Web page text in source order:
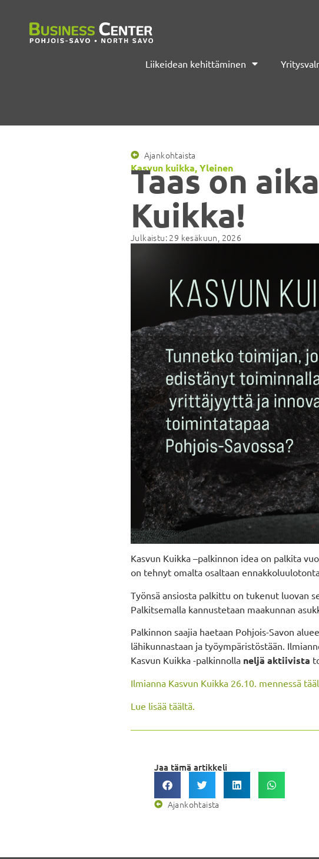
Liikeidean kehittäminen
Ajankohtaista
Kasvun kuikka,Yleinen
Taas on
Kuikka!
Julkaistu: 29 kesäkuun, 2026
Kasvun Kuikka –palkinnon idea on palkita
on tehnyt omalta osaltaan
Työnsä ansiosta palkittu on tukenut luovan
Palkitsemalla kannustetaan maakunnan
Palkinnon saajia haetaan Pohjois-Savon
lähikunnastaan ja työympäristöstään.
Kasvun Kuikka -palkinnolla neljä aktiivista
Ilmianna Kasvun Kuikka 26.10. mennessä
Lue lisää täältä.
Jaa tämä artikkeli
Ajankohtaista